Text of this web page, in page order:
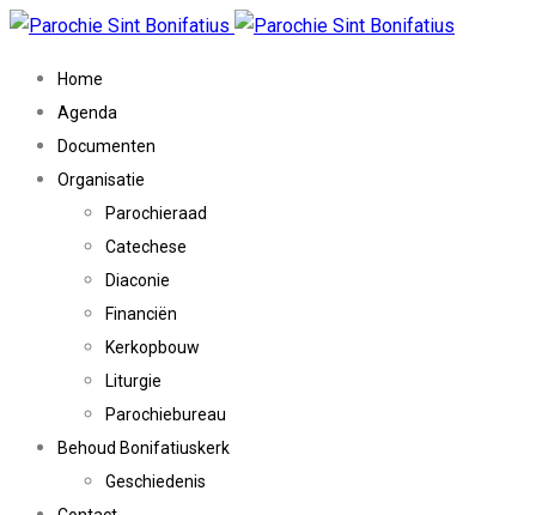
Home
Agenda
Documenten
Organisatie
Parochieraad
Catechese
Diaconie
Financiën
Kerkopbouw
Liturgie
Parochiebureau
Behoud Bonifatiuskerk
Geschiedenis